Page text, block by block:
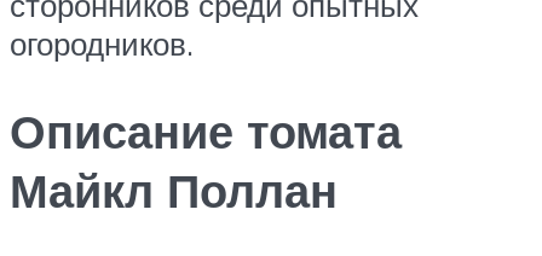
огородников.
Описание томата
Майкл Поллан